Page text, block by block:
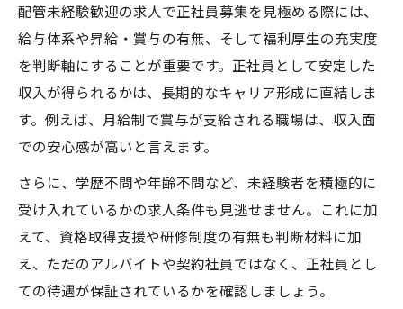
配管未経験歓迎の求人で正社員募集を見極める際には、
給与体系や昇給・賞与の有無、そして福利厚生の充実度
を判断軸にすることが重要です。正社員として安定した
収入が得られるかは、長期的なキャリア形成に直結しま
す。例えば、月給制で賞与が支給される職場は、収入面
での安心感が高いと言えます。
さらに、学歴不問や年齢不問など、未経験者を積極的に
受け入れているかの求人条件も見逃せません。これに加
えて、資格取得支援や研修制度の有無も判断材料に加
え、ただのアルバイトや契約社員ではなく、正社員とし
ての待遇が保証されているかを確認しましょう。